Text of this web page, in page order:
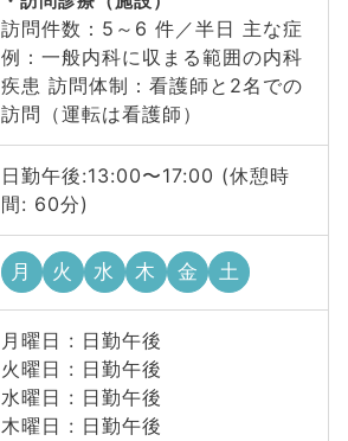
訪問件数：5～6 件／半日 主な症
例：一般内科に収まる範囲の内科
疾患 訪問体制：看護師と2名での
訪問（運転は看護師）
日勤午後:13:00〜17:00 (休憩時
間: 60分)
月 火 水 木 金 土
月曜日 : 日勤午後
火曜日 : 日勤午後
水曜日 : 日勤午後
木曜日 : 日勤午後